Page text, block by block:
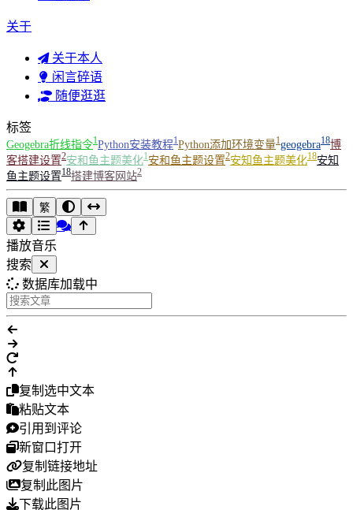
关于
关于本人
闲言碎语
随便逛逛
标签
Geogebra折线指令1Python安装教程1Python添加环境变量1geogebra18博
客搭建设置2安和鱼主题美化1安和鱼主题设置2安知鱼主题美化18安知
鱼主题设置18搭建博客网站2
繁
播放音乐
搜索
数据库加载中
复制选中文本
粘贴文本
引用到评论
新窗口打开
复制链接地址
复制此图片
下载此图片